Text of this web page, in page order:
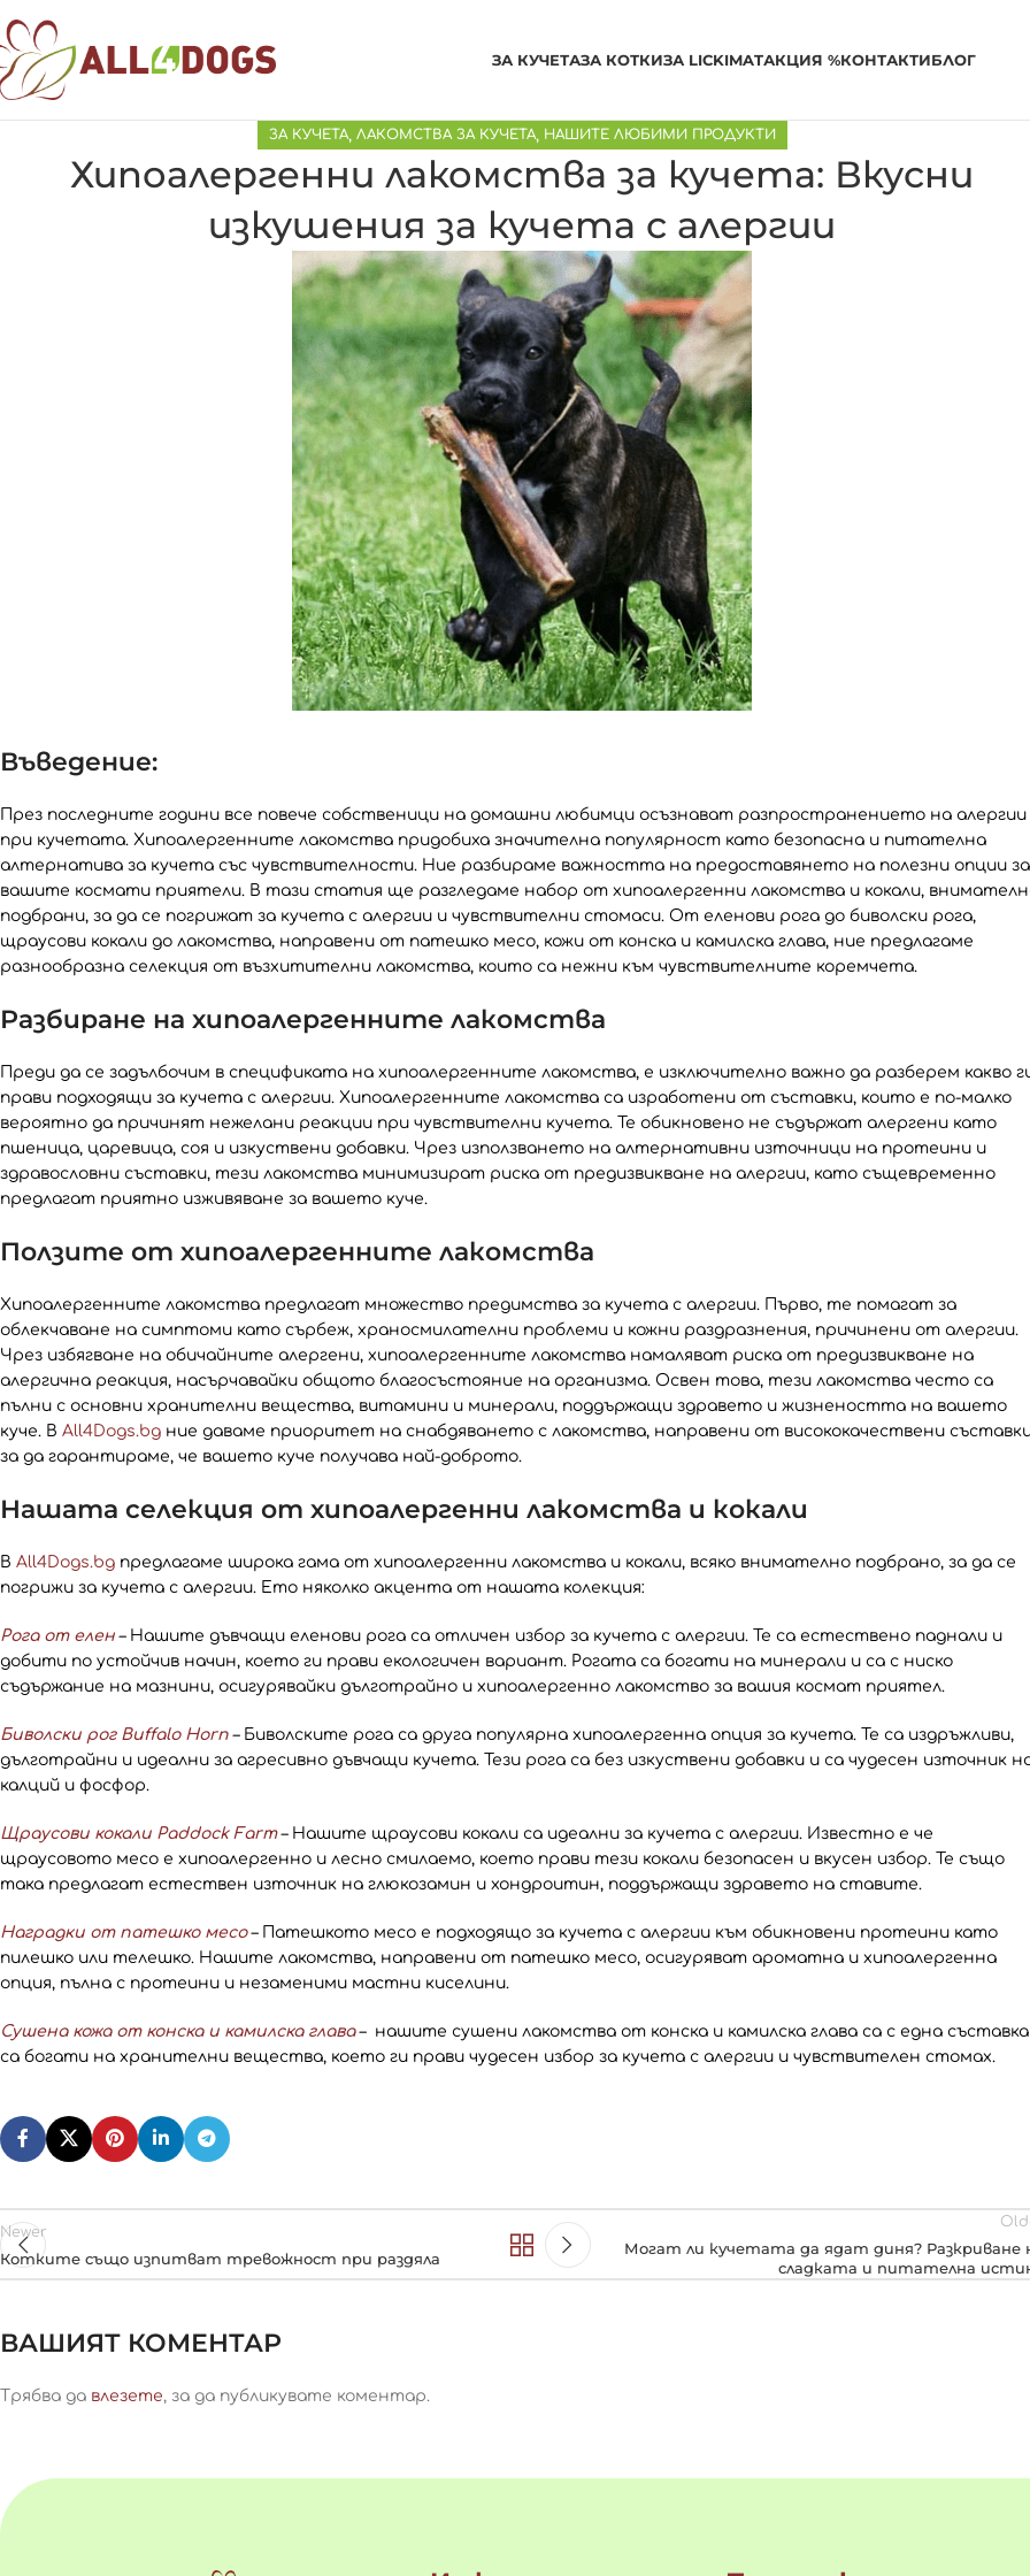
ЗА КУЧЕТАЗА КОТКИЗА LICKIMATАКЦИЯ %КОНТАКТИБЛОГ
ЗА КУЧЕТА, ЛАКОМСТВА ЗА КУЧЕТА, НАШИТЕ ЛЮБИМИ ПРОДУКТИ
Хипоалергенни лакомства за кучета: Вкусни
изкушения за кучета с алергии
Въведение:
През последните години все повече собственици на домашни любимци осъзнават разпространението на алергии
при кучетата. Хипоалергенните лакомства придобиха значителна популярност като безопасна и питателна
алтернатива за кучета със чувствителности. Ние разбираме важността на предоставянето на полезни опции за
вашите космати приятели. В тази статия ще разгледаме набор от хипоалергенни лакомства и кокали,
подбрани, за да се погрижат за кучета с алергии и чувствителни стомаси. От еленови рога до биволски рога,
щраусови кокали до лакомства, направени от патешко месо, кожи от конска и камилска глава, ние предлагаме
разнообразна селекция от възхитителни лакомства, които са нежни към чувствителните коремчета.
Разбиране на хипоалергенните лакомства
Преди да се задълбочим в спецификата на хипоалергенните лакомства, е изключително важно да разберем какво
прави подходящи за кучета с алергии. Хипоалергенните лакомства са изработени от съставки, които е по-малко
вероятно да причинят нежелани реакции при чувствителни кучета. Те обикновено не съдържат алергени като
пшеница, царевица, соя и изкуствени добавки. Чрез използването на алтернативни източници на протеини и
здравословни съставки, тези лакомства минимизират риска от предизвикване на алергии, като същевременно
предлагат приятно изживяване за вашето куче.
Ползите от хипоалергенните лакомства
Хипоалергенните лакомства предлагат множество предимства за кучета с алергии. Първо, те помагат за
облекчаване на симптоми като сърбеж, храносмилателни проблеми и кожни раздразнения, причинени от алергии.
Чрез избягване на обичайните алергени, хипоалергенните лакомства намаляват риска от предизвикване на
алергична реакция, насърчавайки общото благосъстояние на организма. Освен това, тези лакомства често са
пълни с основни хранителни вещества, витамини и минерали, поддържащи здравето и жизнеността на вашето
куче. В All4Dogs.bg ние даваме приоритет на снабдяването с лакомства, направени от висококачествени
за да гарантираме, че вашето куче получава най-доброто.
Нашата селекция от хипоалергенни лакомства и кокали
В All4Dogs.bg предлагаме широка гама от хипоалергенни лакомства и кокали, всяко внимателно подбрано, за да се
погрижи за кучета с алергии. Ето няколко акцента от нашата колекция:
Рога от елен – Нашите дъвчащи еленови рога са отличен избор за кучета с алергии. Те са естествено паднали и
добити по устойчив начин, което ги прави екологичен вариант. Рогата са богати на минерали и са с ниско
съдържание на мазнини, осигурявайки дълготрайно и хипоалергенно лакомство за вашия космат приятел.
Биволски рог Buffalo Horn – Биволските рога са друга популярна хипоалергенна опция за кучета. Те са издръжливи,
дълготрайни и идеални за агресивно дъвчащи кучета. Тези рога са без изкуствени добавки и са чудесен източник
калций и фосфор.
Щраусови кокали Paddock Farm– Нашите щраусови кокали са идеални за кучета с алергии. Известно е че
щраусовото месо е хипоалергенно и лесно смилаемо, което прави тези кокали безопасен и вкусен избор. Те също
така предлагат естествен източник на глюкозамин и хондроитин, поддържащи здравето на ставите.
Наградки от патешко месо– Патешкото месо е подходящо за кучета с алергии към обикновени протеини като
пилешко или телешко. Нашите лакомства, направени от патешко месо, осигуряват ароматна и хипоалергенна
опция, пълна с протеини и незаменими мастни киселини.
Сушена кожа от конска и камилска глава – нашите сушени лакомства от конска и камилска глава са с една
са богати на хранителни вещества, което ги прави чудесен избор за кучета с алергии и чувствителен стомах.
Newer
Котките също изпитват тревожност при раздяла
Могат ли кучетата да ядат диня? Разкриване
сладката и питателна
ВАШИЯТ КОМЕНТАР
Трябва да влезете, за да публикувате коментар.